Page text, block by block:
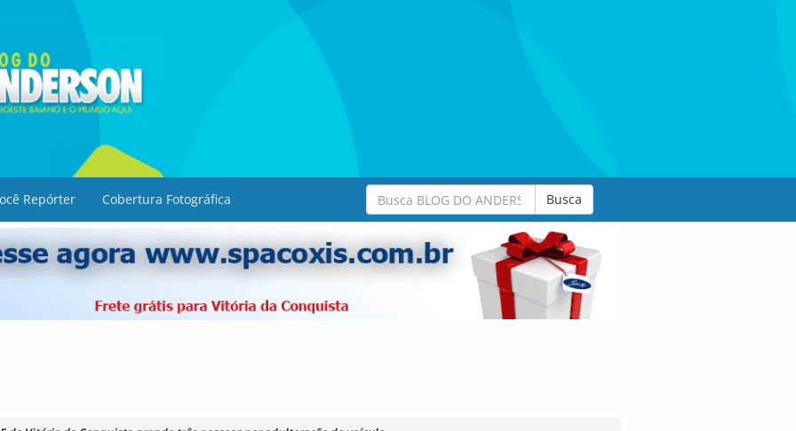
Repórter Cobertura Fotográfica Busca